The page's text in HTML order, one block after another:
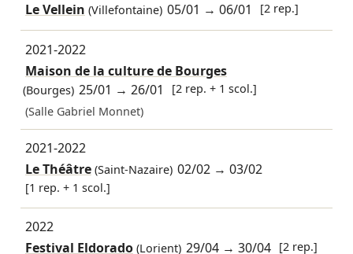
Le Vellein (Villefontaine) 05/01 →06/01 [2 rep.]
2021-2022
Maison de la culture de Bourges
(Bourges) 25/01 →26/01
[2 rep. + 1 scol.]
(Salle Gabriel Monnet)
2021-2022
Le Théâtre(Saint-Nazaire) 02/02 →03/02
[1 rep. + 1 scol.]
2022
Festival Eldorado(Lorient) 29/04 →30/04 [2 rep.]